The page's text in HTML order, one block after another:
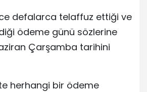
defalarca telaffuz ettiği ve
ödeme günü sözlerine
Çarşamba tarihini
herhangi bir ödeme